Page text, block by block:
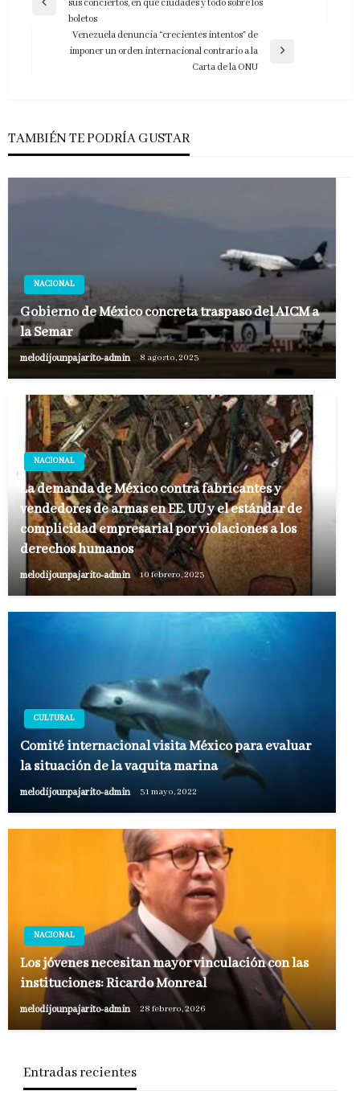
de
entradas
Entrada
sus conciertos, en qué ciudades y todo sobre los
boletos
Entrada
Venezuela denuncia “crecientes intentos” de
imponer un orden internacional contrario a la
Carta de la ONU
TAMBIÉN TE PODRÍA GUSTAR
NACIONAL
Gobierno de México concreta traspaso del AICM a
la Semar
melodijounpajarito-admin 8 agosto, 2023
NACIONAL
La demanda de México contra fabricantes y
vendedores de armas en EE. UU y el estándar de
complicidad empresarial por violaciones a los
derechos humanos
melodijounpajarito-admin 10 febrero, 2023
CULTURAL
Comité internacional visita México para evaluar
la situación de la vaquita marina
melodijounpajarito-admin 31 mayo, 2022
NACIONAL
Los jóvenes necesitan mayor vinculación con las
instituciones: Ricardo Monreal
melodijounpajarito-admin 28 febrero, 2026
Entradas recientes